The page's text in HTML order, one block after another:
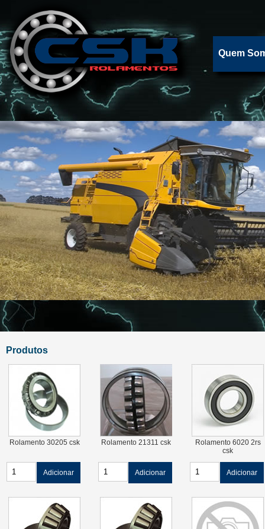
Quem
Produtos
Rolamento 30205 csk
Adicionar
Rolamento 21311 csk
Adicionar
Rolamento 6020 2rs
csk
Adicionar